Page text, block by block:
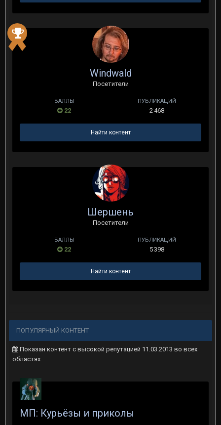
Windwald
Посетители
БАЛЛЫ
22
ПУБЛИКАЦИЙ
2 468
Найти контент
Шершень
Посетители
БАЛЛЫ
22
ПУБЛИКАЦИЙ
5 398
Найти контент
ПОПУЛЯРНЫЙ КОНТЕНТ
Показан контент с высокой репутацией 11.03.2013 во всех
областях
МП: Курьёзы и приколы